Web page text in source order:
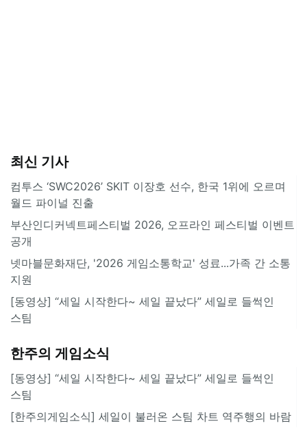
최신 기사
컴투스 ‘SWC2026’ SKIT 이장호 선수, 한국 1위에 오르며
월드 파이널 진출
부산인디커넥트페스티벌 2026, 오프라인 페스티벌 이벤트
공개
넷마블문화재단, '2026 게임소통학교' 성료...가족 간 소통
지원
[동영상] “세일 시작한다~ 세일 끝났다” 세일로 들썩인
스팀
한주의 게임소식
[동영상] “세일 시작한다~ 세일 끝났다” 세일로 들썩인
스팀
[한주의게임소식] 세일이 불러온 스팀 차트 역주행의 바람